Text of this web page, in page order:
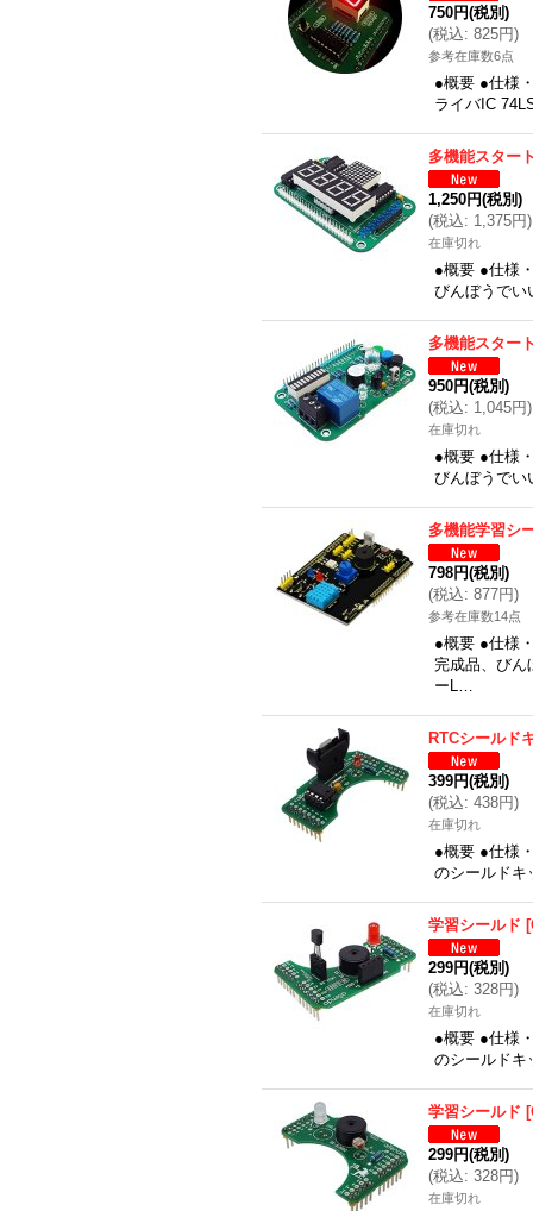
750円(税別)
(税込: 825円)
参考在庫数6点
●概要 ●仕様
ライバIC
多機能スター
1,250円(税別)
(税込: 1,375円)
在庫切れ
●概要 ●仕様
びんぼうでい
多機能スター
950円(税別)
(税込: 1,045円)
在庫切れ
●概要 ●仕様
びんぼうでい
多機能学習シ
798円(税別)
(税込: 877円)
参考在庫数14点
●概要 ●仕様
完成品、びん
ーL…
RTCシールド
399円(税別)
(税込: 438円)
在庫切れ
●概要 ●仕様
のシールドキ
学習シールド [
299円(税別)
(税込: 328円)
在庫切れ
●概要 ●仕様
のシールドキ
学習シールド [
299円(税別)
(税込: 328円)
在庫切れ